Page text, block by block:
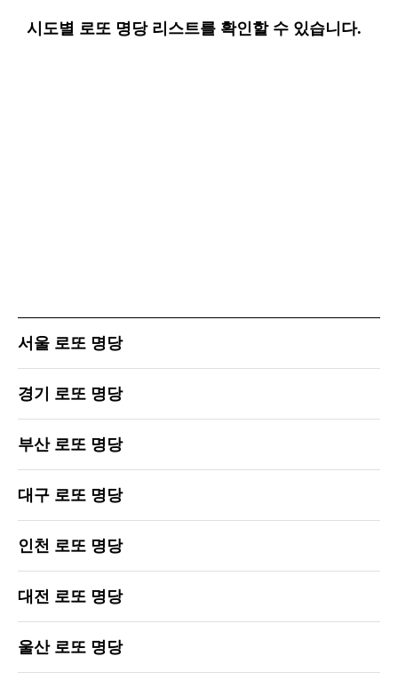
시도별 로또 명당 리스트를 확인할 수 있습니다.
서울 로또 명당
경기 로또 명당
부산 로또 명당
대구 로또 명당
인천 로또 명당
대전 로또 명당
울산 로또 명당